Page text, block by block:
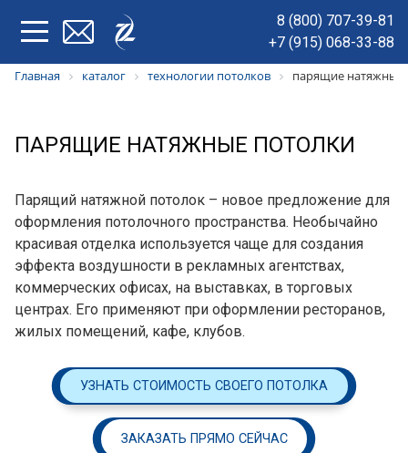
8 (800) 707-39-81
+7 (915) 068-33-88
Главная каталог технологии потолков парящие натяжные
ПАРЯЩИЕ НАТЯЖНЫЕ ПОТОЛКИ
Парящий натяжной потолок – новое предложение для
оформления потолочного пространства. Необычайно
красивая отделка используется чаще для создания
эффекта воздушности в рекламных агентствах,
коммерческих офисах, на выставках, в торговых
центрах. Его применяют при оформлении ресторанов,
жилых помещений, кафе, клубов.
УЗНАТЬ СТОИМОСТЬ СВОЕГО ПОТОЛКА
ЗАКАЗАТЬ ПРЯМО СЕЙЧАС